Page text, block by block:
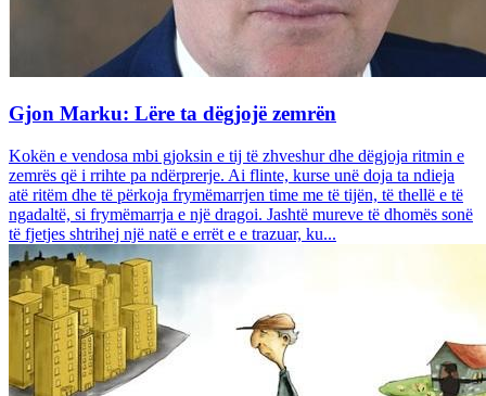
Gjon Marku: Lëre ta dëgjojë zemrën
Kokën e vendosa mbi gjoksin e tij të zhveshur dhe dëgjoja ritmin e
zemrës që i rrihte pa ndërprerje. Ai flinte, kurse unë doja ta ndieja
atë ritëm dhe të përkoja frymëmarrjen time me të tijën, të thellë e të
ngadaltë, si frymëmarrja e një dragoi. Jashtë mureve të dhomës sonë
të fjetjes shtrihej një natë e errët e e trazuar, ku...